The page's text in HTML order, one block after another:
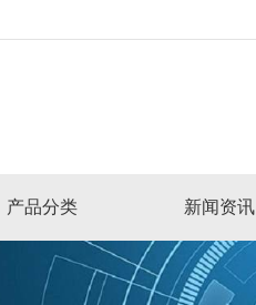
产品分类 新闻资讯